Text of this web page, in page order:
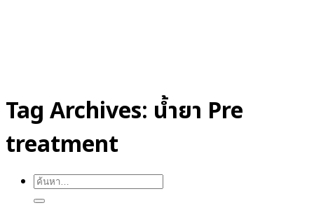
ค้นหา:
Tag Archives: น้ำยา Pre
treatment